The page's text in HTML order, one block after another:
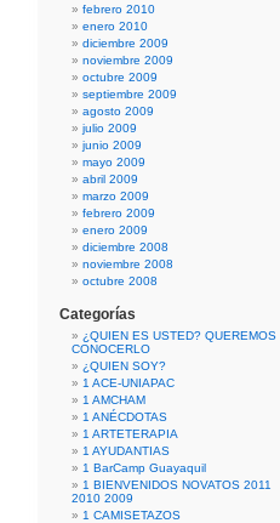
febrero 2010
enero 2010
diciembre 2009
noviembre 2009
octubre 2009
septiembre 2009
agosto 2009
julio 2009
junio 2009
mayo 2009
abril 2009
marzo 2009
febrero 2009
enero 2009
diciembre 2008
noviembre 2008
octubre 2008
Categorías
¿QUIEN ES USTED? QUEREMOS
CONOCERLO
¿QUIEN SOY?
1 ACE-UNIAPAC
1 AMCHAM
1 ANÉCDOTAS
1 ARTETERAPIA
1 AYUDANTIAS
1 BarCamp Guayaquil
1 BIENVENIDOS NOVATOS 2011
2010 2009
1 CAMISETAZOS